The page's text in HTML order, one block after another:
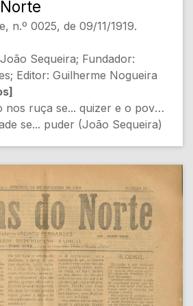
Liberal (Desconhecido)
sr. Albano Lopes
[Sociedade]
diversas testemunhas
[Justiça e Política]
(Desconhecido) [Política]
[Sociedade]
a França (Desconhecido)
por Inteligência Artificial,
n.º 0025, de 09/11/1919.
Sequeira; Fundador:
Editor: Guilherme Nogueira
nos ruça se... quizer e o povo
se... puder (João Sequeira)
da Rocha) [Educação e
(Não especificado)
especificado) [Sociedade e
especificado) [Política